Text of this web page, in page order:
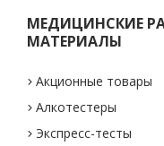
МЕДИЦИНСКИЕ
МАТЕРИАЛЫ
Акционные товары
Алкотестеры
Экспресс-тесты